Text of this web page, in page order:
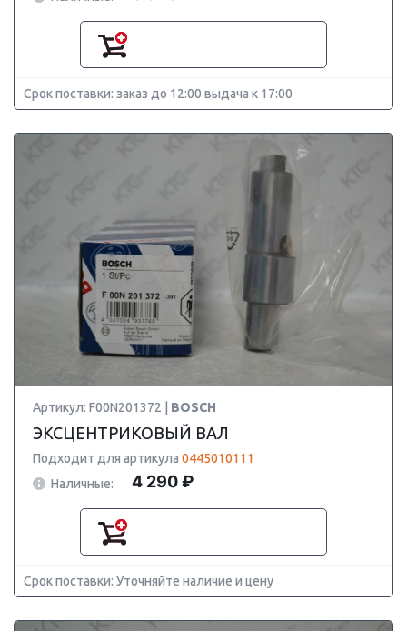
Срок поставки: заказ до 12:00 выдача к 17:00
Артикул: F00N201372 | BOSCH
ЭКСЦЕНТРИКОВЫЙ ВАЛ
Подходит для артикула 0445010111
Наличные:
4 290 ₽
Срок поставки: Уточняйте наличие и цену